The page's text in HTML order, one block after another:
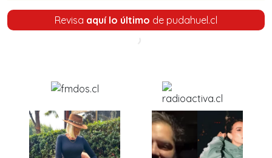
Revisa aquí lo último de pudahuel.cl